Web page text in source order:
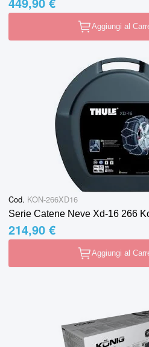
Aggiungi al
Cod. KON-266XD16
Serie Catene Neve Xd-16 266
214,90 €
Aggiungi al